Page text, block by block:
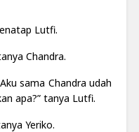
Lutfi.
Chandra.
sama Chandra udah
apa?” tanya Lutfi.
Yeriko.